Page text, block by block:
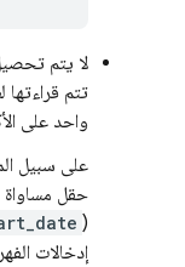
لا يتم
تتم
واحد على
على سبيل
حقل
(
إدخالات